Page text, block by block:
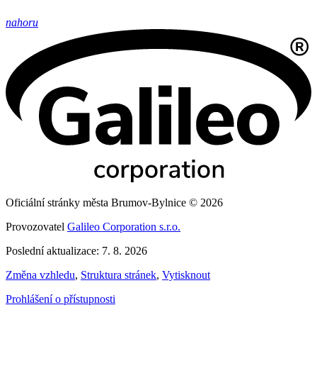
nahoru
Oficiální stránky města Brumov-Bylnice © 2026
Provozovatel Galileo Corporation s.r.o.
Poslední aktualizace: 7. 8. 2026
Změna vzhledu, Struktura stránek, Vytisknout
Prohlášení o přístupnosti